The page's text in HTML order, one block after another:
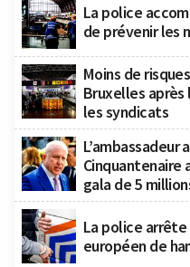
La police
de prévenir les
Moins de
Bruxelles après
les syndicats
L’ambassadeur
Cinquantenaire
gala de 5
La police arrête
européen de